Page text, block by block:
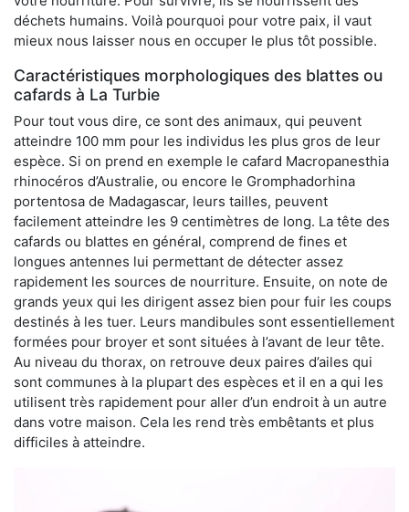
déchets humains. Voilà pourquoi pour votre paix, il vaut
mieux nous laisser nous en occuper le plus tôt possible.
Caractéristiques morphologiques des blattes ou
cafards à La Turbie
Pour tout vous dire, ce sont des animaux, qui peuvent
atteindre 100 mm pour les individus les plus gros de leur
espèce. Si on prend en exemple le cafard Macropanesthia
rhinocéros d’Australie, ou encore le Gromphadorhina
portentosa de Madagascar, leurs tailles, peuvent
facilement atteindre les 9 centimètres de long. La tête des
cafards ou blattes en général, comprend de fines et
longues antennes lui permettant de détecter assez
rapidement les sources de nourriture. Ensuite, on note de
grands yeux qui les dirigent assez bien pour fuir les coups
destinés à les tuer. Leurs mandibules sont essentiellement
formées pour broyer et sont situées à l’avant de leur tête.
Au niveau du thorax, on retrouve deux paires d’ailes qui
sont communes à la plupart des espèces et il en a qui les
utilisent très rapidement pour aller d’un endroit à un autre
dans votre maison. Cela les rend très embêtants et plus
difficiles à atteindre.